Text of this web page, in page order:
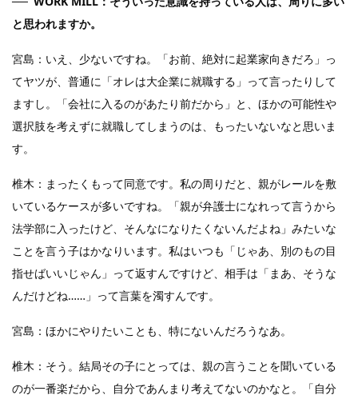
と思われますか。
宮島：いえ、少ないですね。「お前、絶対に起業家向きだろ」っ
てヤツが、普通に「オレは大企業に就職する」って言ったりして
ますし。「会社に入るのがあたり前だから」と、ほかの可能性や
選択肢を考えずに就職してしまうのは、もったいないなと思いま
す。
椎木：まったくもって同意です。私の周りだと、親がレールを敷
いているケースが多いですね。「親が弁護士になれって言うから
法学部に入ったけど、そんなになりたくないんだよね」みたいな
ことを言う子はかなりいます。私はいつも「じゃあ、別のもの目
指せばいいじゃん」って返すんですけど、相手は「まあ、そうな
んだけどね……」って言葉を濁すんです。
宮島：ほかにやりたいことも、特にないんだろうなあ。
椎木：そう。結局その子にとっては、親の言うことを聞いている
のが一番楽だから、自分であんまり考えてないのかなと。「自分